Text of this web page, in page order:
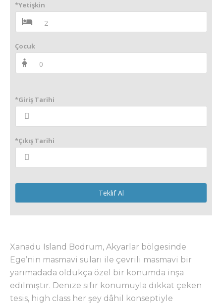
*Yetişkin
Çocuk
*Giriş Tarihi
*Çıkış Tarihi
Teklif Al
Xanadu Island Bodrum, Akyarlar bölgesinde
Ege’nin masmavi suları ile çevrili masmavi bir
yarımadada oldukça özel bir konumda inşa
edilmiştir. Denize sıfır konumuyla dikkat çeken
tesis, high class her şey dâhil konseptiyle